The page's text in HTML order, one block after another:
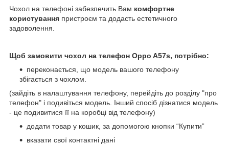
Чохол на телефоні забезпечить Вам комфортне
користування пристроєм та додасть естетичного
задоволення.
Щоб замовити чохол на телефон Oppo A57s, потрібно:
переконається, що модель вашого телефону
збігається з чохлом.
(зайдіть в налаштування телефону, перейдіть до розділу "про
телефон" і подивіться модель. Інший спосіб дізнатися модель
- це подивитися її на коробці від телефону)
додати товар у кошик, за допомогою кнопки “Купити”
вказати свої контактні дані